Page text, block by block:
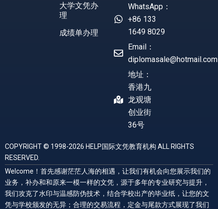
大学文凭办
理
成绩单办理
WhatsApp：
+86 133
1649 8029
Email：
diplomasale@hotmail.com
地址：
香港九
龙观塘
创业街
36号
COPYRIGHT © 1998-2026 HELP国际文凭教育机构 ALL RIGHTS
RESERVED.
Welcome！首先感谢茫茫人海的相遇，让我们有机会向您展示我们的
业务，补办和和原来一模一样的文凭，源于多年的专业研究与提升，
我们攻克了水印与温感防伪技术，结合学校出产的毕业纸，让您的文
凭与学校颁发的无异；合理的交易流程，定金与尾款方式展现了我们